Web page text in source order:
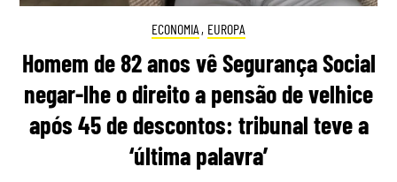
ECONOMIA , EUROPA
Homem de 82 anos vê Segurança Social
negar-lhe o direito a pensão de velhice
após 45 de descontos: tribunal teve a
‘última palavra’